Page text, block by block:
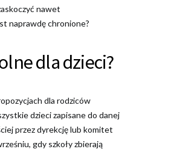
nawet
naprawdę chronione?
dla dzieci?
dla rodziców
dzieci zapisane do danej
przez dyrekcję lub komitet
gdy szkoły zbierają